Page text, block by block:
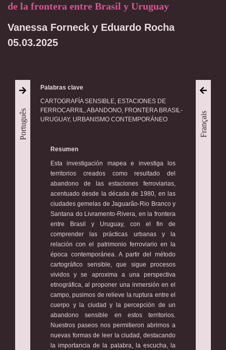
de la frontera entre Brasil y Uruguay
Vanessa Forneck y Eduardo Rocha
05.03.2025
Palabras clave
CARTOGRAFÍA SENSIBLE, ESTACIONES DE
FERROCARRIL, ABANDONO, FRONTERA BRASIL-
URUGUAY, URBANISMO CONTEMPORÁNEO
Resumen
Esta investigación mapea e investiga los
territorios creados como resultado del
abandono de las estaciones ferroviarias,
acentuado desde la década de 1980, en las
ciudades gemelas de Jaguarão-Rio Branco y
Santana do Livramento-Rivera, en la frontera
entre Brasil y Uruguay, con el fin de
comprender las prácticas urbanas y la
relación con el patrimonio ferroviario en la
época contemporánea. A partir del método
cartográfico sensible, que sigue procesos
vividos y se aproxima a una perspectiva
etnográfica, al proponer una inmersión en el
campo, pusimos de relieve la ruptura entre el
cuerpo y la ciudad y la percepción de un
abandono sensible en estos territorios.
Nuestros paseos nos permitieron abrirnos a
nuevas formas de leer la ciudad, destacando
la importancia de la palabra, la escucha, la
Português Français